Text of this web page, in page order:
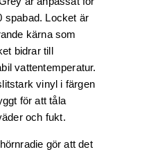
spabad. Locket är
kärna som
bidrar till
vattentemperatur.
vinyl i färgen
för att tåla
och fukt.
gör att det